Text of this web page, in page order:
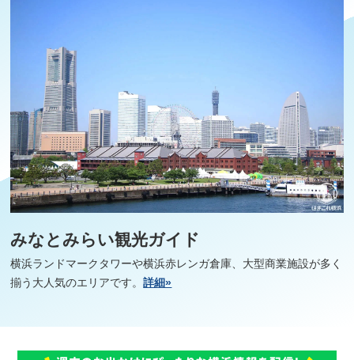
みなとみらい観光ガイド
横浜ランドマークタワーや横浜赤レンガ倉庫、大型商業施設が多く
揃う大人気のエリアです。詳細»